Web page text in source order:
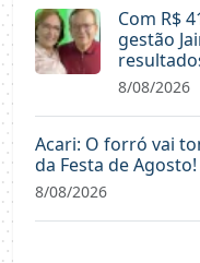
Com R$
gestão
8/08/2026
Acari: O forró vai
da Festa de Agosto!
8/08/2026